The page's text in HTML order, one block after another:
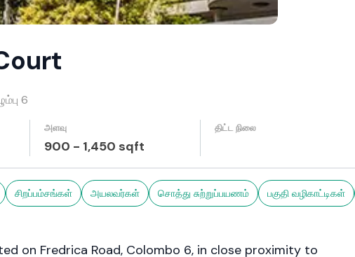
6
அளவு
900 - 1,450 sqft
திட்ட நிலை
சிறப்பம்சங்கள் அயலவர்கள் சொத்து சுற்றுப்பயணம் பகுதி வழிகாட்டிகள்
on Fredrica Road, Colombo 6, in close proximity to